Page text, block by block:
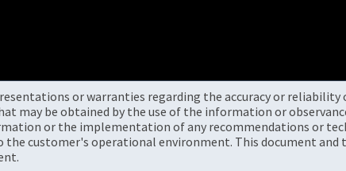
or warranties regarding the accuracy or
may be obtained by the use of the information or
or the implementation of any recommendations or
customer's operational environment. This document